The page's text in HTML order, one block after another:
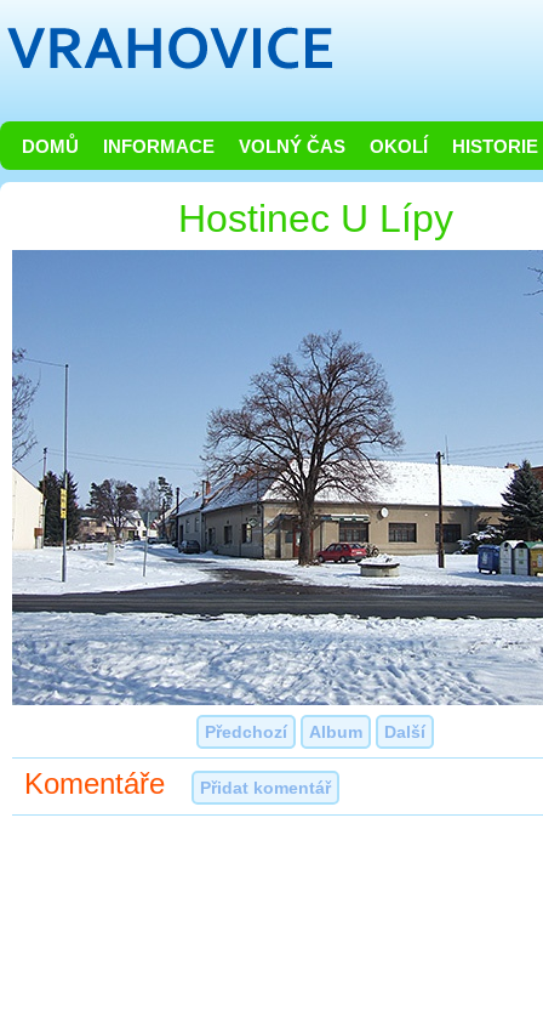
DOMŮ INFORMACE VOLNÝ ČAS OKOLÍ HISTORIE
Hostinec U Lípy
Předchozí Album Další
Komentáře Přidat komentář